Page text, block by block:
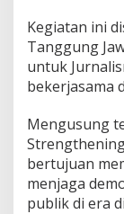
Kegiatan ini
Tanggung
untuk
bekerjasama
Mengusung
bertujuan
menjaga
publik di era